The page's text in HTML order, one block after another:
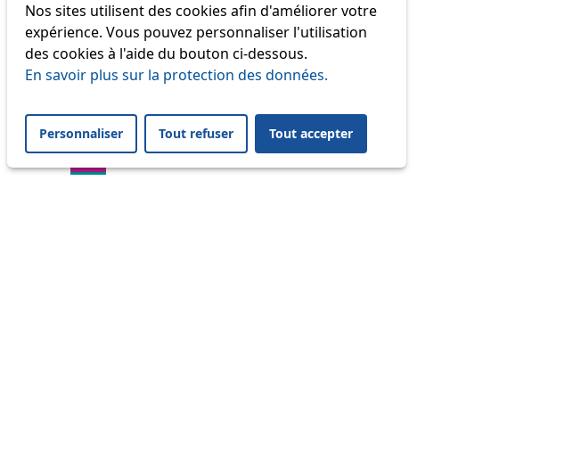
18
21
24
33
41
Nos sites utilisent des cookies afin d'améliorer votre
expérience. Vous pouvez personnaliser l'utilisation
des cookies à l'aide du bouton ci-dessous.
En savoir plus sur la protection des données.
Personnaliser Tout refuser Tout accepter